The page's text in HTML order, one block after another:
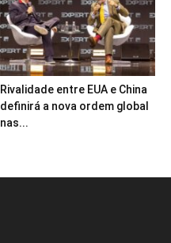
Rivalidade entre EUA e China
definirá a nova ordem global
nas...